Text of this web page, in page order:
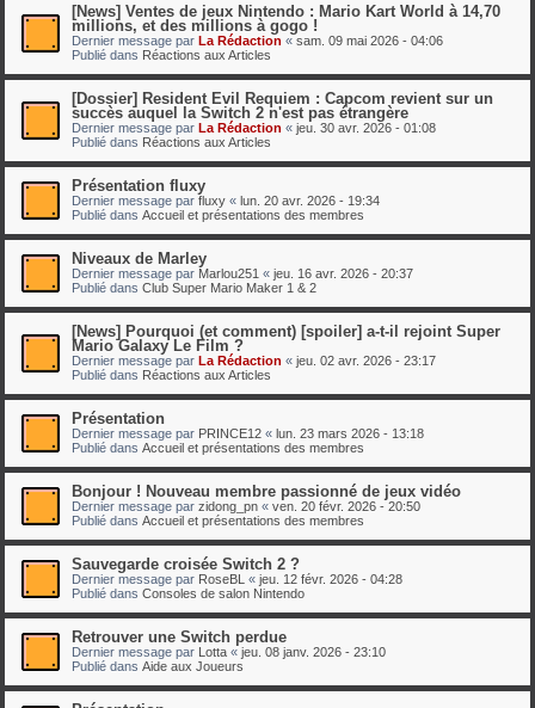
[News] Ventes de jeux Nintendo : Mario Kart World à 14,70
millions, et des millions à gogo !
Dernier message par La Rédaction « sam. 09 mai 2026 - 04:06
Publié dans Réactions aux Articles
[Dossier] Resident Evil Requiem : Capcom revient sur un
succès auquel la Switch 2 n'est pas étrangère
Dernier message par La Rédaction « jeu. 30 avr. 2026 - 01:08
Publié dans Réactions aux Articles
Présentation fluxy
Dernier message par fluxy « lun. 20 avr. 2026 - 19:34
Publié dans Accueil et présentations des membres
Niveaux de Marley
Dernier message par Marlou251 « jeu. 16 avr. 2026 - 20:37
Publié dans Club Super Mario Maker 1 & 2
[News] Pourquoi (et comment) [spoiler] a-t-il rejoint Super
Mario Galaxy Le Film ?
Dernier message par La Rédaction « jeu. 02 avr. 2026 - 23:17
Publié dans Réactions aux Articles
Présentation
Dernier message par PRINCE12 « lun. 23 mars 2026 - 13:18
Publié dans Accueil et présentations des membres
Bonjour ! Nouveau membre passionné de jeux vidéo
Dernier message par zidong_pn « ven. 20 févr. 2026 - 20:50
Publié dans Accueil et présentations des membres
Sauvegarde croisée Switch 2 ?
Dernier message par RoseBL « jeu. 12 févr. 2026 - 04:28
Publié dans Consoles de salon Nintendo
Retrouver une Switch perdue
Dernier message par Lotta « jeu. 08 janv. 2026 - 23:10
Publié dans Aide aux Joueurs